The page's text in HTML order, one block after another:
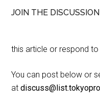
JOIN THE DISCUSSION
this article or respond
You can post below or
at